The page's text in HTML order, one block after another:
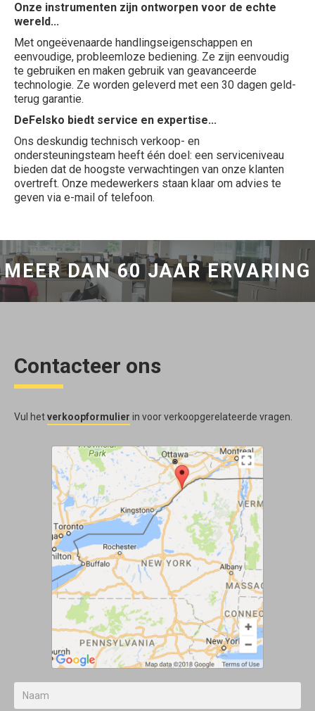
Onze instrumenten zijn ontworpen voor de echte
wereld...
Met ongeëvenaarde handlingseigenschappen en
eenvoudige, probleemloze bediening. Ze zijn eenvoudig
te gebruiken en maken gebruik van geavanceerde
technologie. Ze worden geleverd met een 30 dagen geld-
terug garantie.
DeFelsko biedt service en expertise...
Ons deskundig technisch verkoop- en
ondersteuningsteam heeft één doel: een serviceniveau
bieden dat de hoogste verwachtingen van onze klanten
overtreft. Onze medewerkers staan klaar om advies te
geven via e-mail of telefoon.
MEER DAN 60 JAAR ERVARING
Contacteer ons
Vul hetverkoopformulier in voor verkoopgerelateerde vragen.